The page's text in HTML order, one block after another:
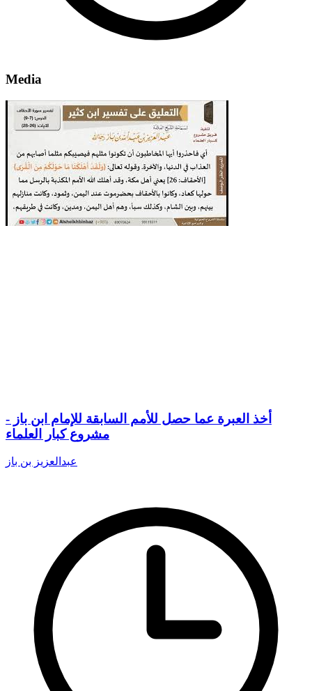
Media
أخذ العبرة عما حصل للأمم السابقة للإمام ابن باز -
مشروع كبار العلماء
عبدالعزيز بن باز